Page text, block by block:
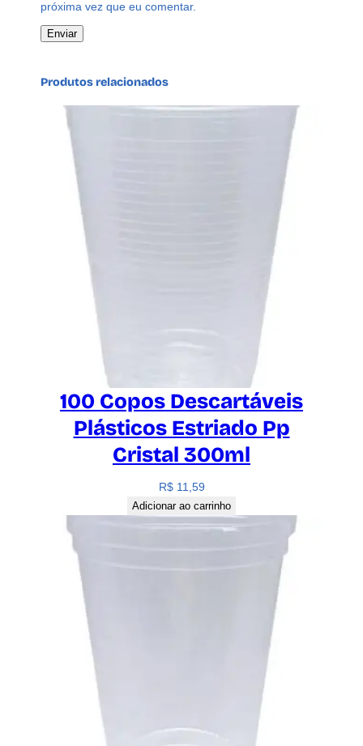
próxima vez que eu comentar.
Produtos relacionados
100 Copos Descartáveis
Plásticos Estriado Pp
Cristal 300ml
R$11,59
Adicionar ao carrinho